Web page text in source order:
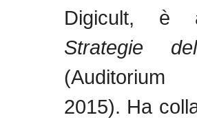
Digicult, è
Strategie
2015). Ha